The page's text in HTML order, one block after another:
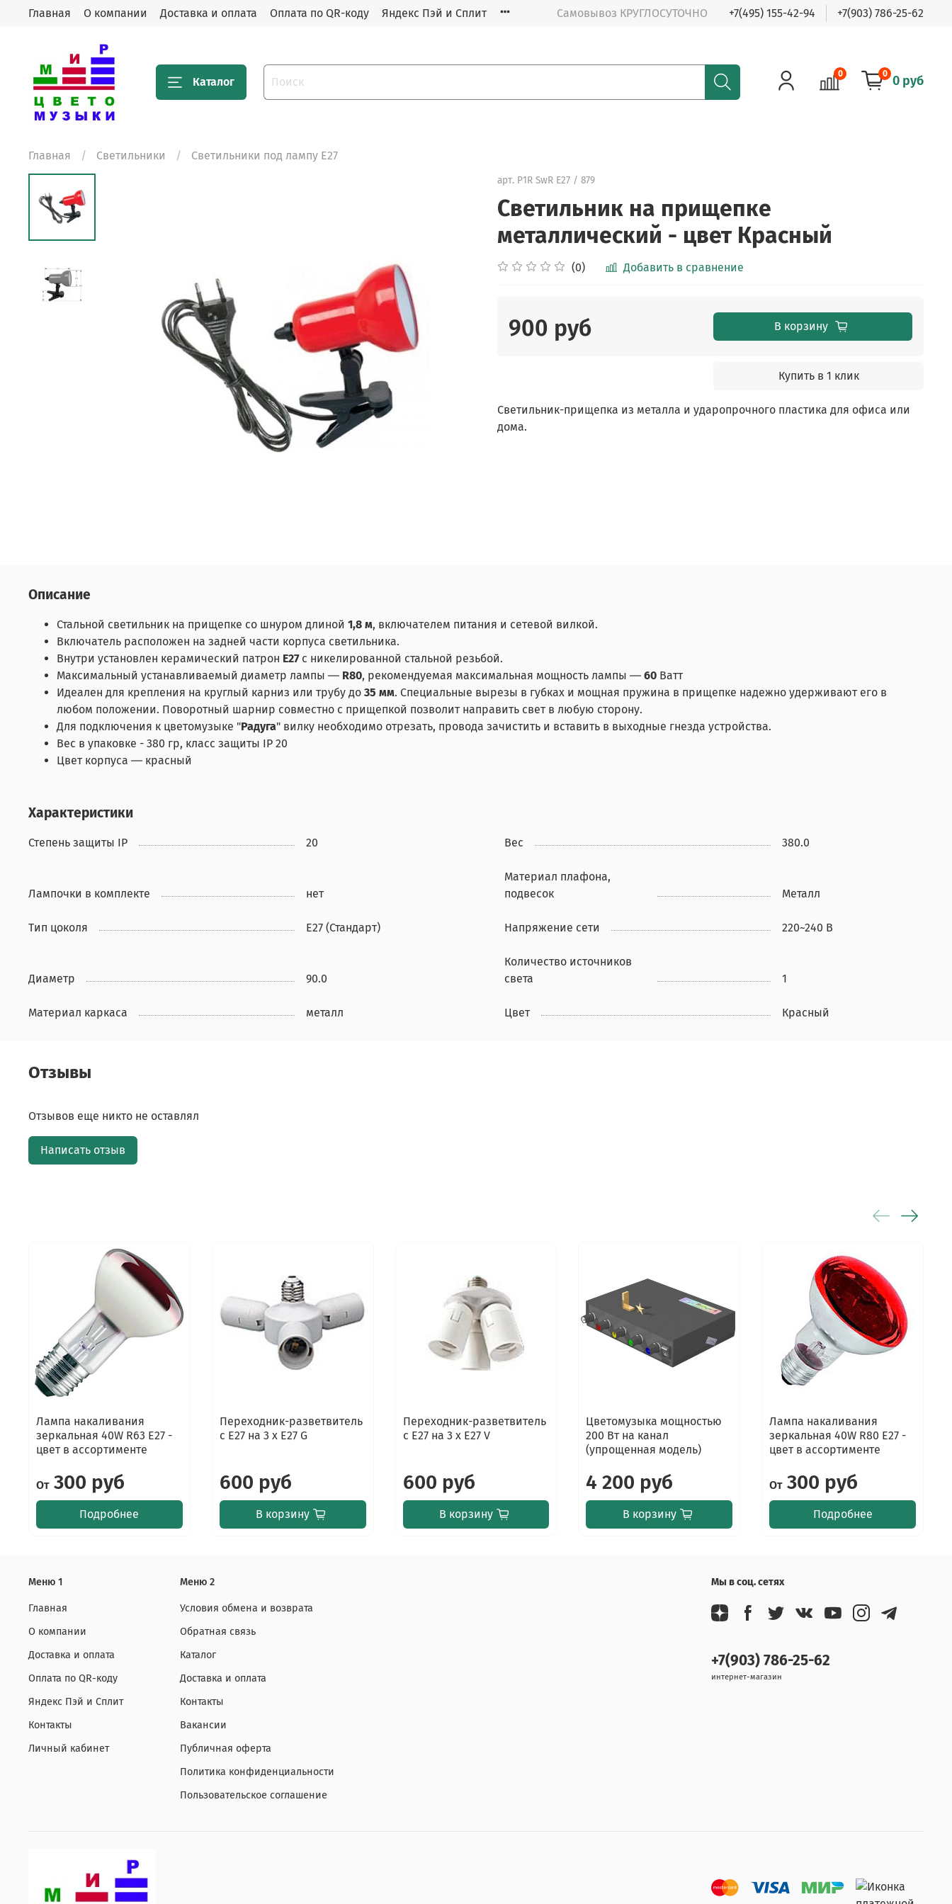
Главная О компании Доставка и оплата Оплата по QR-коду Яндекс Пэй и Сплит Самовывоз КРУГЛОСУТОЧНО +7(495) 155-42-94 +7(903) 786-25-62
Каталог
0 0 0 руб
Главная Светильники Светильники под лампу E27
арт. P1R SwR E27 / 879
Светильник на прищепке
металлический - цвет Красный
(0) Добавить в сравнение
900 руб В корзину
Купить в 1 клик
Светильник-прищепка из металла и ударопрочного пластика для офиса или
дома.
Описание
Стальной светильник на прищепке со шнуром длиной 1,8 м, включателем питания и сетевой вилкой.
Включатель расположен на задней части корпуса светильника.
Внутри установлен керамический патрон E27с никелированной стальной резьбой.
Максимальный устанавливаемый диаметр лампы ― R80, рекомендуемая максимальная мощность лампы ― 60 Ватт
Идеален для крепления на круглый карниз или трубу до 35 мм. Специальные вырезы в губках и мощная пружина в прищепке надежно удерживают его в
любом положении. Поворотный шарнир совместно с прищепкой позволит направить свет в любую сторону.
Для подключения к цветомузыке "Радуга" вилку необходимо отрезать, провода зачистить и вставить в выходные гнезда устройства.
Вес в упаковке - 380 гр, класс защиты IP 20
Цвет корпуса ― красный
Характеристики
Степень защиты IP 20 Вес 380.0
Лампочки в комплекте нет
Материал плафона,
подвесок
Металл
Тип цоколя E27 (Стандарт) Напряжение сети 220~240 В
Диаметр 90.0
Количество источников
света
1
Материал каркаса металл Цвет Красный
Отзывы
Отзывов еще никто не оставлял
Написать отзыв
Лампа накаливания
зеркальная 40W R63 Е27 -
цвет в ассортименте
От300 руб
Подробнее
Переходник-разветвитель
с E27 на 3 x E27 G
600 руб
В корзину
Переходник-разветвитель
с E27 на 3 x E27 V
600 руб
В корзину
Цветомузыка мощностью
200 Вт на канал
(упрощенная модель)
4 200 руб
В корзину
Лампа накаливания
зеркальная 40W R80 Е27 -
цвет в ассортименте
От300 руб
Подробнее
Меню 1
Главная
О компании
Доставка и оплата
Оплата по QR-коду
Яндекс Пэй и Сплит
Контакты
Личный кабинет
Меню 2
Условия обмена и возврата
Обратная связь
Каталог
Доставка и оплата
Контакты
Вакансии
Публичная оферта
Политика конфиденциальности
Пользовательское соглашение
Мы в соц. сетях
+7(903) 786-25-62
интернет-магазин